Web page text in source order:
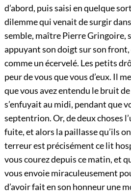
d’abord, puis saisi en quelque
dilemme qui venait de surgir
semble, maître Pierre Gringoire,
appuyant son doigt sur son front,
comme un écervelé. Les petits
peur de vous que vous d’eux. Il
que vous avez entendu le bruit
s’enfuyait au midi, pendant que
septentrion. Or, de deux choses
fuite, et alors la paillasse qu’ils
terreur est précisément ce lit
vous courez depuis ce matin,et
vous envoie miraculeusement
d’avoir fait en son honneur une